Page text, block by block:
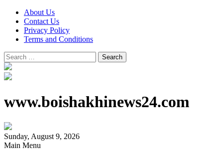
About Us
Contact Us
Privacy Policy
Terms and Conditions
Search
for:
www.boishakhinews24.com
Sunday, August 9, 2026
Main Menu